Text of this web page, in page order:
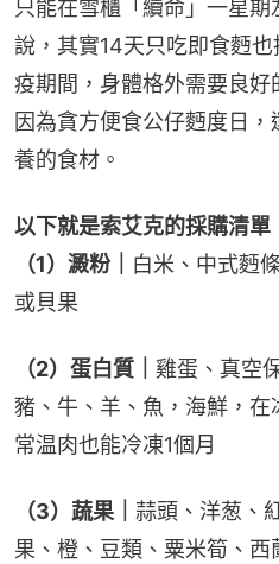
只能在雪櫃「續命」一星
說，其實14天只吃即食麪
疫期間，身體格外需要良
因為貪方便食公仔麪度日
養的食材。
以下就是索艾克的採購清單
（1）澱粉｜ 白米、中式麪
或貝果
（2）蛋白質｜ 雞蛋、真空
豬、牛、羊、魚，海鮮，
常温肉也能冷凍1個月
（3）蔬果｜ 蒜頭、洋葱、
果、橙、豆類、粟米筍、